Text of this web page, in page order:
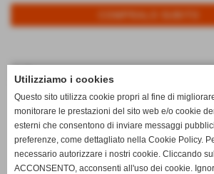
Info
data di arrivo: 05/08/2026
disponibili: 3
note: 0_
3
Utilizziamo i cookies
Questo sito utilizza cookie propri al fine di
monitorare le prestazioni del sito web e/o cookie
esterni che consentono di inviare messaggi
preferenze, come dettagliato nella Cookie Policy.
necessario autorizzare i nostri cookie. Cliccando
ACCONSENTO, acconsenti all'uso dei cookie.